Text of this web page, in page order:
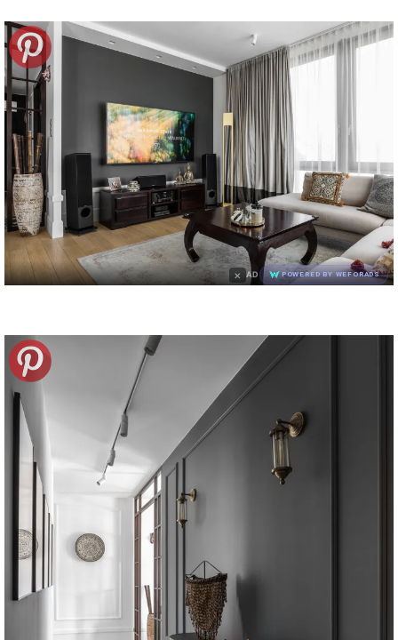
× AD POWERED BY WEFORADS